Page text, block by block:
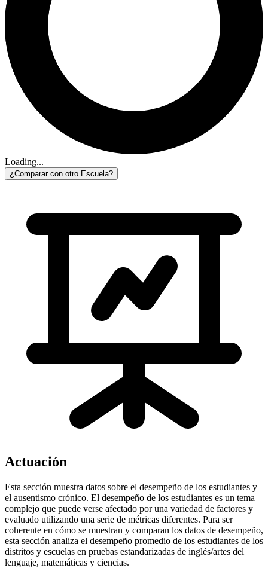
Loading...
¿Comparar con otro Escuela?
Actuación
Esta sección muestra datos sobre el desempeño de los estudiantes y
el ausentismo crónico. El desempeño de los estudiantes es un tema
complejo que puede verse afectado por una variedad de factores y
evaluado utilizando una serie de métricas diferentes. Para ser
coherente en cómo se muestran y comparan los datos de desempeño,
esta sección analiza el desempeño promedio de los estudiantes de los
distritos y escuelas en pruebas estandarizadas de inglés/artes del
lenguaje, matemáticas y ciencias.